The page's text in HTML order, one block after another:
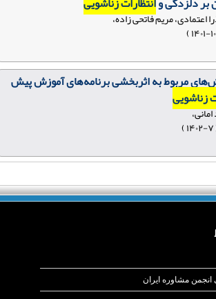
مریم فاتحی زاده،
مربوط به اثربخشی برنامه‌های آموزش پیش
مشاوره ایران